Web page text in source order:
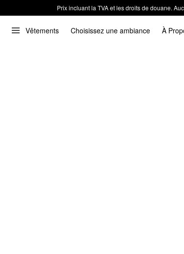
Prix incluant la TVA et les droits de douane.
Vêtements Choisissez une ambiance À